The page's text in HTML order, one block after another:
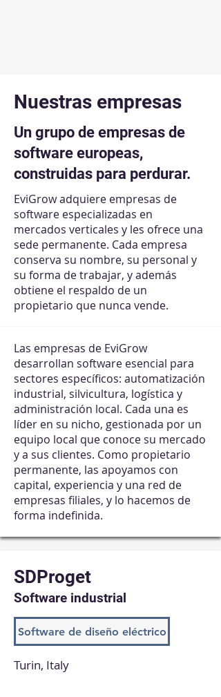
Nuestras empresas
Un grupo de empresas de
software europeas,
construidas para perdurar.
EviGrow adquiere empresas de
software especializadas en
mercados verticales y les ofrece una
sede permanente. Cada empresa
conserva su nombre, su personal y
su forma de trabajar, y además
obtiene el respaldo de un
propietario que nunca vende.
Las empresas de EviGrow
desarrollan software esencial para
sectores específicos: automatización
industrial, silvicultura, logística y
administración local. Cada una es
líder en su nicho, gestionada por un
equipo local que conoce su mercado
y a sus clientes. Como propietario
permanente, las apoyamos con
capital, experiencia y una red de
empresas filiales, y lo hacemos de
forma indefinida.
SDProget
Software industrial
Software de diseño eléctrico
Turin, Italy